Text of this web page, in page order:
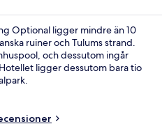
Optional ligger mindre än 10
ruiner och Tulums strand.
och dessutom ingår
ligger dessutom bara tio